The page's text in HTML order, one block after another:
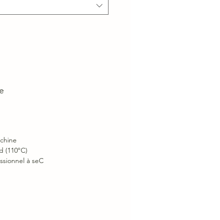
(110°C)
à seC